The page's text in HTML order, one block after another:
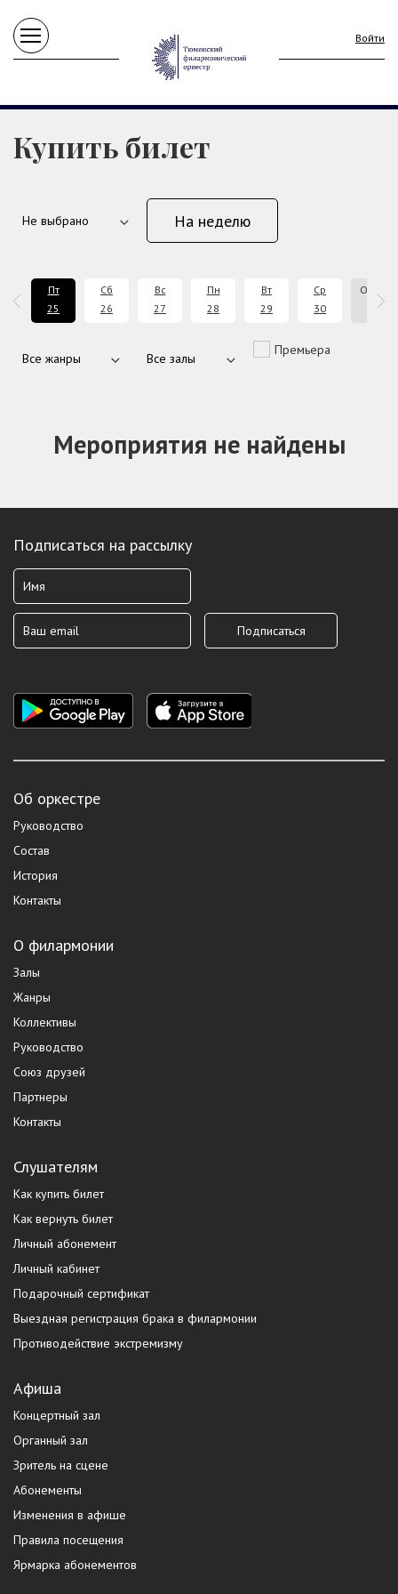
Войти
Купить билет
На неделю
Пт
25
Сб
26
Вс
27
Пн
28
Вт
29
Ср
30
2026
Премьера
Мероприятия не найдены
Подписаться на рассылку
Об оркестре
Руководство
Состав
История
Контакты
О филармонии
Залы
Жанры
Коллективы
Руководство
Союз друзей
Партнеры
Контакты
Слушателям
Как купить билет
Как вернуть билет
Личный абонемент
Личный кабинет
Подарочный сертификат
Выездная регистрация брака в филармонии
Противодействие экстремизму
Афиша
Концертный зал
Органный зал
Зритель на сцене
Абонементы
Изменения в афише
Правила посещения
Ярмарка абонементов